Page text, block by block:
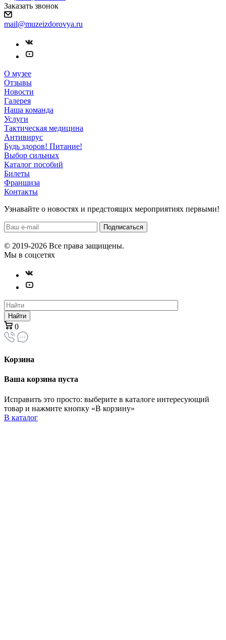
Заказать звонок
mail@muzeizdorovya.ru
О музее
Отзывы
Новости
Галерея
Наша команда
Услуги
Тактическая медицина
Антивирус
Будь здоров! Питание!
Выбор сильных
Каталог пособий
Билеты
Франшиза
Контакты
Узнавайте о новостях и предстоящих мероприятиях первыми!
© 2019-2026 Все права защищены.
Мы в соцсетях
Найти
0
Корзина
Ваша корзина пуста
Исправить это просто: выберите в каталоге интересующий
товар и нажмите кнопку «В корзину»
В каталог